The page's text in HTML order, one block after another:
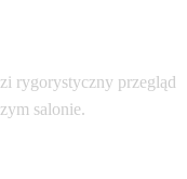
rygorystyczny przegląd
salonie.